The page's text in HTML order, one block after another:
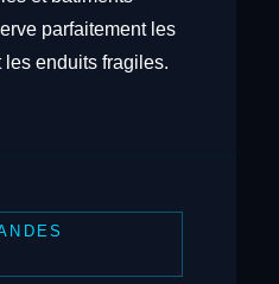
parfaitement les
enduits fragiles.